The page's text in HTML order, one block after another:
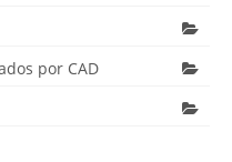
por CAD